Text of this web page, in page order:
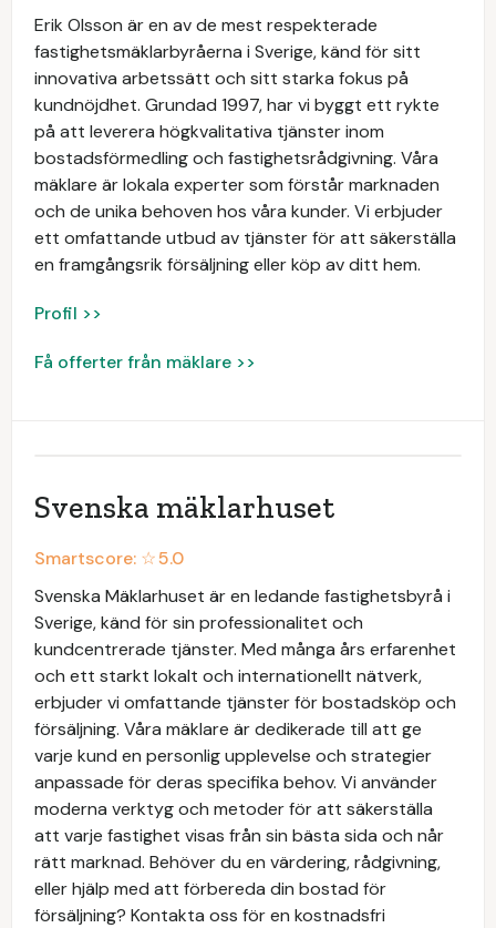
Erik Olsson är en av de mest respekterade
fastighetsmäklarbyråerna i Sverige, känd för sitt
innovativa arbetssätt och sitt starka fokus på
kundnöjdhet. Grundad 1997, har vi byggt ett rykte
på att leverera högkvalitativa tjänster inom
bostadsförmedling och fastighetsrådgivning. Våra
mäklare är lokala experter som förstår marknaden
och de unika behoven hos våra kunder. Vi erbjuder
ett omfattande utbud av tjänster för att säkerställa
en framgångsrik försäljning eller köp av ditt hem.
Profil >>
Få offerter från mäklare >>
Svenska mäklarhuset
Smartscore: ☆5.0
Svenska Mäklarhuset är en ledande fastighetsbyrå i
Sverige, känd för sin professionalitet och
kundcentrerade tjänster. Med många års erfarenhet
och ett starkt lokalt och internationellt nätverk,
erbjuder vi omfattande tjänster för bostadsköp och
försäljning. Våra mäklare är dedikerade till att ge
varje kund en personlig upplevelse och strategier
anpassade för deras specifika behov. Vi använder
moderna verktyg och metoder för att säkerställa
att varje fastighet visas från sin bästa sida och når
rätt marknad. Behöver du en värdering, rådgivning,
eller hjälp med att förbereda din bostad för
försäljning? Kontakta oss för en kostnadsfri